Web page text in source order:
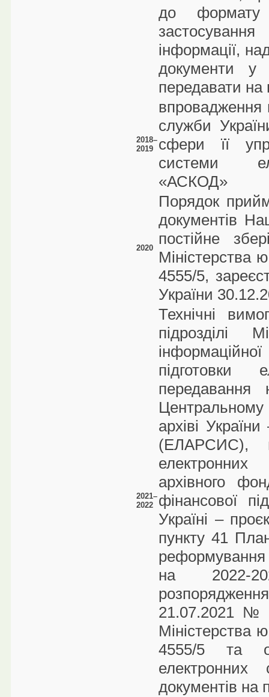
до
інформації,
документи у
передавати на
2018–
2019
впровадження
служби
сфери її
системи
«АСКОД»
2020
Порядок
документів
постійне
Міністерства
4555/5,
України
2021–
2022
Технічні
підрозділі
підготовки
передавання
архіві
(ЕЛАРСИС),
архівного
фінансової
Україні –
пункту 41
реформування
на 2022-
21.07.2021 №
Міністерства
4555/5 та
електронних
документів на